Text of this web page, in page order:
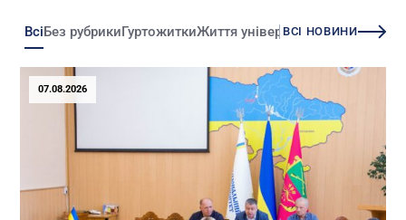
ВсіБез рубрикиГуртожиткиЖиття університетуЗміни
ВСІ НОВИНИ
07.08.2026